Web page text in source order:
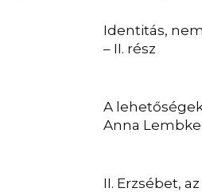
Identitás,
– II. rész
A
Anna
II. Erzsébet,